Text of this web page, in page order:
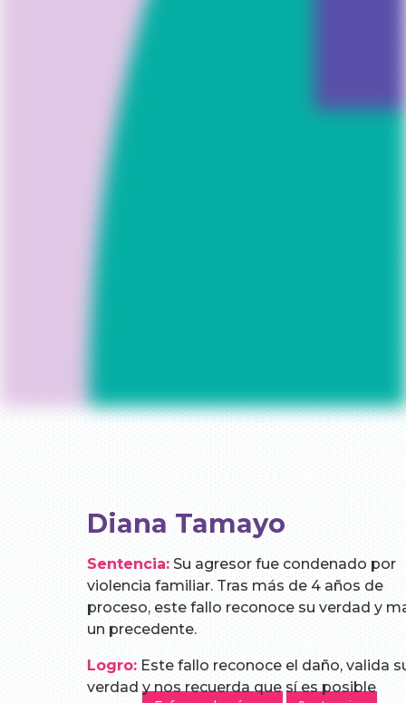
Diana Tamayo
Sentencia: Su agresor fue condenado por
violencia familiar. Tras más de 4 años de
proceso, este fallo reconoce su verdad y
un precedente.
Logro: Este fallo reconoce el daño, valida
verdad y nos recuerda que sí es posible